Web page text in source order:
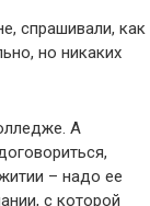
спрашивали, как
но никаких
А
– надо ее
с которой